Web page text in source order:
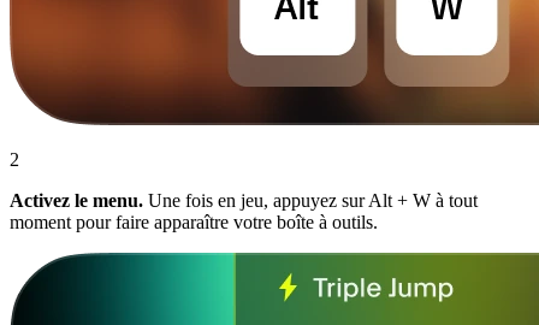
2
Activez le menu. Une fois en jeu, appuyez sur Alt + W à tout
moment pour faire apparaître votre boîte à outils.